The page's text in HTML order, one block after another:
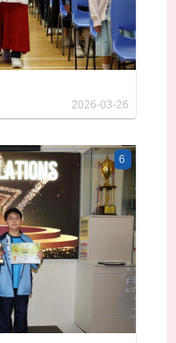
2026-03-26
6